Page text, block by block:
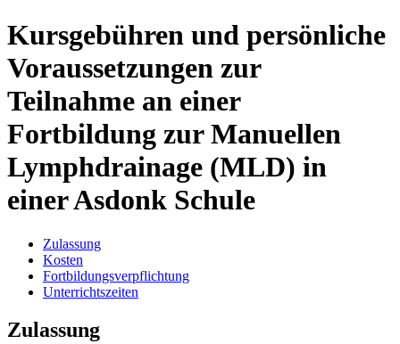
Kursgebühren und persönliche
Voraussetzungen zur
Teilnahme an einer
Fortbildung zur Manuellen
Lymphdrainage (MLD) in
einer Asdonk Schule
Zulassung
Kosten
Fortbildungsverpflichtung
Unterrichtszeiten
Zulassung